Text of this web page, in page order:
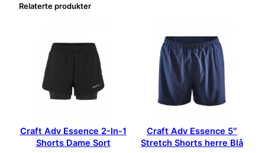
Relaterte produkter
Craft Adv Essence 2-In-1
Shorts Dame Sort
Craft Adv Essence 5″
Stretch Shorts herre Blå